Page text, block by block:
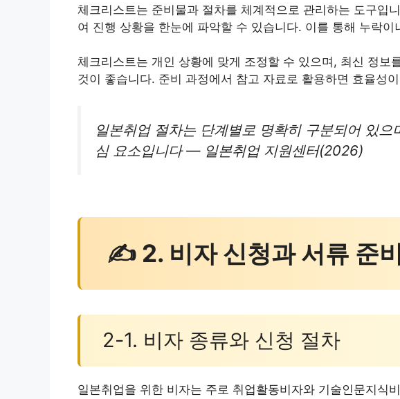
체크리스트는 준비물과 절차를 체계적으로 관리하는 도구입
여 진행 상황을 한눈에 파악할 수 있습니다. 이를 통해 누락
체크리스트는 개인 상황에 맞게 조정할 수 있으며, 최신 정보
것이 좋습니다. 준비 과정에서 참고 자료로 활용하면 효율성
일본취업 절차는 단계별로 명확히 구분되어 있
심 요소입니다 — 일본취업 지원센터(2026)
✍ 2. 비자 신청과 서류 준비
2-1. 비자 종류와 신청 절차
일본취업을 위한 비자는 주로 취업활동비자와 기술인문지식